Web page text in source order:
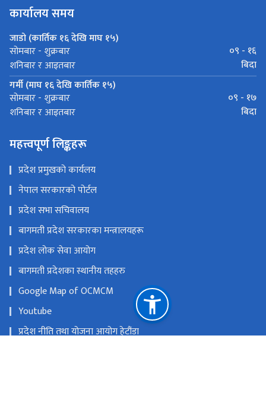
कार्यालय समय
जाडो (कार्तिक १६ देखि माघ १५)
सोमबार - शुक्रबार
०९ - १६
शनिबार र आइतबार
बिदा
गर्मी (माघ १६ देखि कार्तिक १५)
सोमबार - शुक्रबार
०९ - १७
शनिबार र आइतबार
बिदा
महत्त्वपूर्ण लिङ्कहरू
प्रदेश प्रमुखको कार्यलय
नेपाल सरकारको पोर्टल
प्रदेश सभा सचिवालय
बागमती प्रदेश सरकारका मन्त्रालयहरू
प्रदेश लोक सेवा आयोग
बागमती प्रदेशका स्थानीय तहहरु
Google Map of OCMCM
Youtube
प्रदेश नीति तथा योजना आयोग हेटौंडा